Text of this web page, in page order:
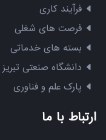
فرآیند کاری
فرصت های شغلی
بسته های خدماتی
دانشگاه صنعتی تبریز
پارک علم و فناوری
ارتباط با ما